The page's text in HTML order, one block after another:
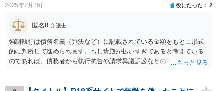
2025年7月26日 役にたった 2
匿名B 弁護士
強制執行は債務名義（判決など）に記載されている金額をもとに形式
的に判断して進められます。もし貴殿が払いすぎであると考えている
のであれば、債務者から執行抗告や請求異議訴訟などの不服申立手段
側が動く必要があります。